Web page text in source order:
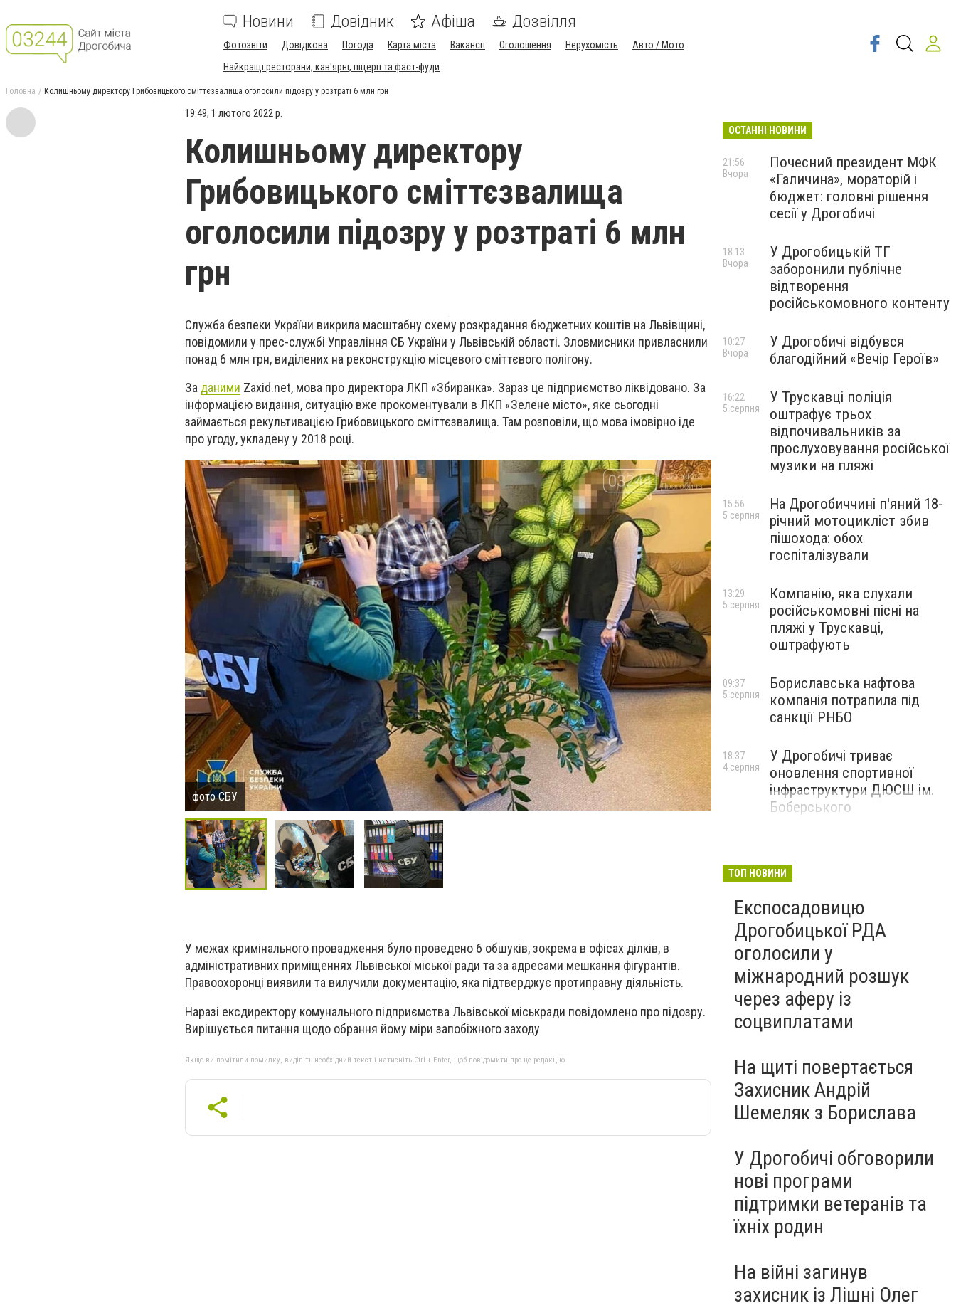
Новини Довідник Афіша Дозвілля
Фотозвіти Довідкова Погода Карта міста Вакансії Оголошення Нерухомість
Авто / Мото
Найкращі ресторани, кав'ярні, піцерії та фаст-фуди
Головна Колишньому директору Грибовицького сміттєзвалища оголосили підозру у розтраті 6 млн грн
19:49, 1 лютого 2022 р.
Колишньому директору
Грибовицького сміттєзвалища
оголосили підозру у розтраті 6 млн
грн
Служба безпеки України викрила масштабну схему розкрадання бюджетних коштів на Львівщині,
повідомили у прес-службі Управління СБ України у Львівській області. Зловмисники привласнили
понад 6 млн грн, виділених на реконструкцію місцевого сміттєвого полігону.
За даними Zaxid.net, мова про директора ЛКП «Збиранка». Зараз це підприємство ліквідовано. За
інформацією видання, ситуацію вже прокоментували в ЛКП «Зелене місто», яке сьогодні
займається рекультивацією Грибовицького сміттєзвалища. Там розповіли, що мова імовірно іде
про угоду, укладену у 2018 році.
фото СБУ
У межах кримінального провадження було проведено 6 обшуків, зокрема в офісах ділків, в
адміністративних приміщеннях Львівської міської ради та за адресами мешкання фігурантів.
Правоохоронці виявили та вилучили документацію, яка підтверджує протиправну діяльність.
Наразі ексдиректору комунального підприємства Львівської міськради повідомлено про підозру.
Вирішується питання щодо обрання йому міри запобіжного заходу
Якщо ви помітили помилку, виділіть необхідний текст і натисніть Ctrl + Enter, щоб повідомити про це редакцію
ОСТАННІ НОВИНИ
Почесний президент МФК
«Галичина», мораторій і
бюджет: головні рішення
сесії у Дрогобичі
21:56
Вчора
У Дрогобицькій ТГ
заборонили публічне
відтворення
російськомовного контенту
18:13
Вчора
У Дрогобичі відбувся
благодійний «Вечір Героїв»
10:27
Вчора
У Трускавці поліція
оштрафує трьох
відпочивальників за
прослуховування російської
музики на пляжі
16:22
5 серпня
На Дрогобиччині п'яний 18-
річний мотоцикліст збив
пішохода: обох
госпіталізували
15:56
5 серпня
Компанію, яка слухали
російськомовні пісні на
пляжі у Трускавці,
оштрафують
13:29
5 серпня
Бориславська нафтова
компанія потрапила під
санкції РНБО
09:37
5 серпня
У Дрогобичі триває
оновлення спортивної
інфраструктури ДЮСШ ім.
Боберського
18:37
4 серпня
ТОП НОВИНИ
Експосадовицю
Дрогобицької РДА
оголосили у
міжнародний розшук
через аферу із
соцвиплатами
На щиті повертається
Захисник Андрій
Шемеляк з Борислава
У Дрогобичі обговорили
нові програми
підтримки ветеранів та
їхніх родин
На війні загинув
захисник із Лішні Олег